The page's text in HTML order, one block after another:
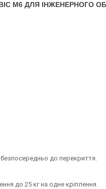
М6 ДЛЯ ІНЖЕНЕРНОГО
безпосередньо до перекриття.
до 25 кг на одне кріплення.